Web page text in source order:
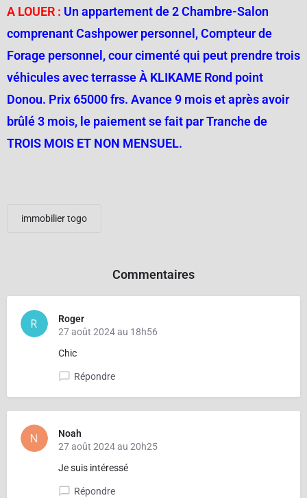
A LOUER : Un appartement de 2 Chambre-Salon
comprenant Cashpower personnel, Compteur de
Forage personnel, cour cimenté qui peut prendre trois
véhicules avec terrasse À KLIKAME Rond point
Donou. Prix 65000 frs. Avance 9 mois et après avoir
brûlé 3 mois, le paiement se fait par Tranche de
TROIS MOIS ET NON MENSUEL.
immobilier togo
Commentaires
Roger
27 août 2024 au 18h56
Chic
Répondre
Noah
27 août 2024 au 20h25
Je suis intéressé
Répondre